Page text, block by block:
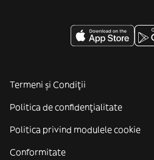
Termeni și Condiții
Politica de confidenţialitate
Politica privind modulele cookie
Conformitate